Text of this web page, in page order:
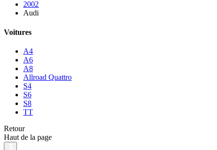
2002
Audi
Voitures
A4
A6
A8
Allroad Quattro
S4
S6
S8
TT
Retour
Haut de la page